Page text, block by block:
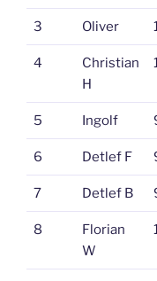
3 Oliver
4
Christian
H
5 Ingolf
6 Detlef F
7 Detlef B
8
Florian
W